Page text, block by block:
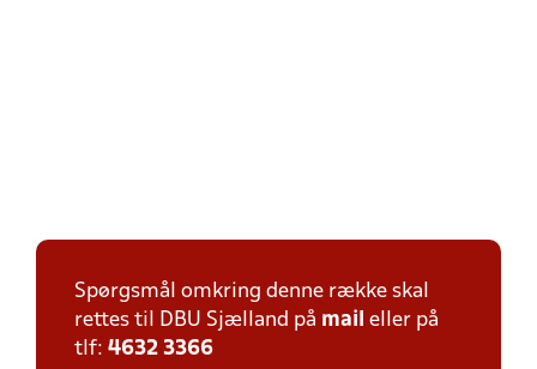
Spørgsmål omkring denne række skal
rettes til DBU Sjælland på mail eller på
tlf: 4632 3366